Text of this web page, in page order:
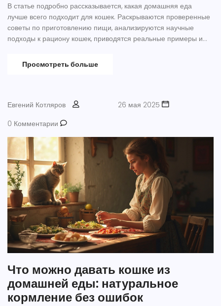
В статье подробно рассказывается, какая домашняя еда
лучше всего подходит для кошек. Раскрываются проверенные
советы по приготовлению пищи, анализируются научные
подходы к рациону кошек, приводятся реальные примеры и
безопасности и балансу ингредиентов. Поделюсь личным
опытом и конкретными рецептами, которые помогут сделать
Просмотреть больше
Евгений Котляров
26 мая 2025
0 Комментарии
Что можно давать кошке из
домашней еды: натуральное
кормление без ошибок